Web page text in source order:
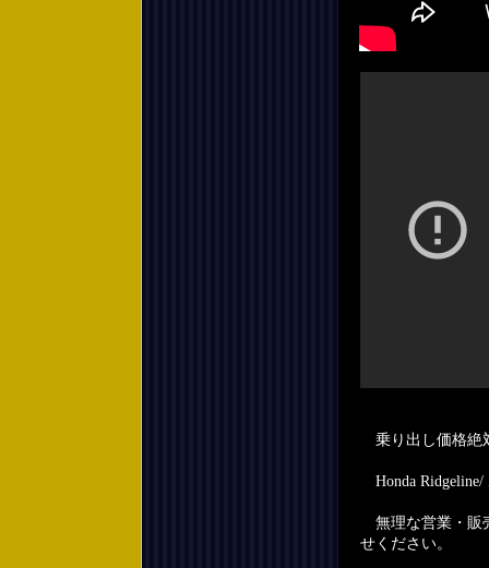
乗り出し価格絶
Honda
無理な営業・販
せください。